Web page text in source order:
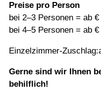
Preise pro Per­son
bei 2–3 Per­so­nen = ab €
bei 4–5 Per­so­nen = ab €
Einzelzimmer-
Gerne sind wir Ihnen
behilflich!